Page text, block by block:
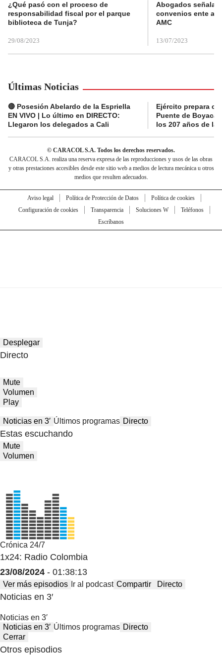
¿Qué pasó con el proceso de
responsabilidad fiscal por el parque
biblioteca de Tunja?
29/08/2023
Abogados
convenios ente
AMC
13/07/2023
Últimas Noticias
🔴 Posesión Abelardo de la Espriella
EN VIVO | Lo último en DIRECTO:
Llegaron los delegados a Cali
Ejército prepara
Puente de Boyacá
los 207 años de la
© CARACOL S.A. Todos los derechos reservados.
CARACOL S.A. realiza una reserva expresa de las reproducciones y usos de las obras
y otras prestaciones accesibles desde este sitio web a medios de lectura mecánica u otros
medios que resulten adecuados.
Aviso legal Política de Protección de Datos
Política de cookies
Configuración de cookies
Transparencia Soluciones W
Teléfonos
Escríbanos
Desplegar
Directo
Mute
Volumen
Play
Noticias en 3′ Últimos programas Directo
Estas escuchando
Mute
Volumen
Crónica 24/7
1x24: Radio Colombia
23/08/2024 - 01:38:13
Ver más episodios Ir al podcast Compartir Directo
Noticias en 3′
Noticias en 3′
Noticias en 3′ Últimos programas Directo
Cerrar
Otros episodios